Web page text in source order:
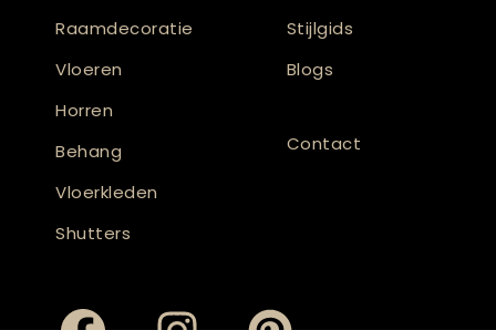
Raamdecoratie
Vloeren
Horren
Behang
Vloerkleden
Shutters
Stijlgids
Blogs
Contact